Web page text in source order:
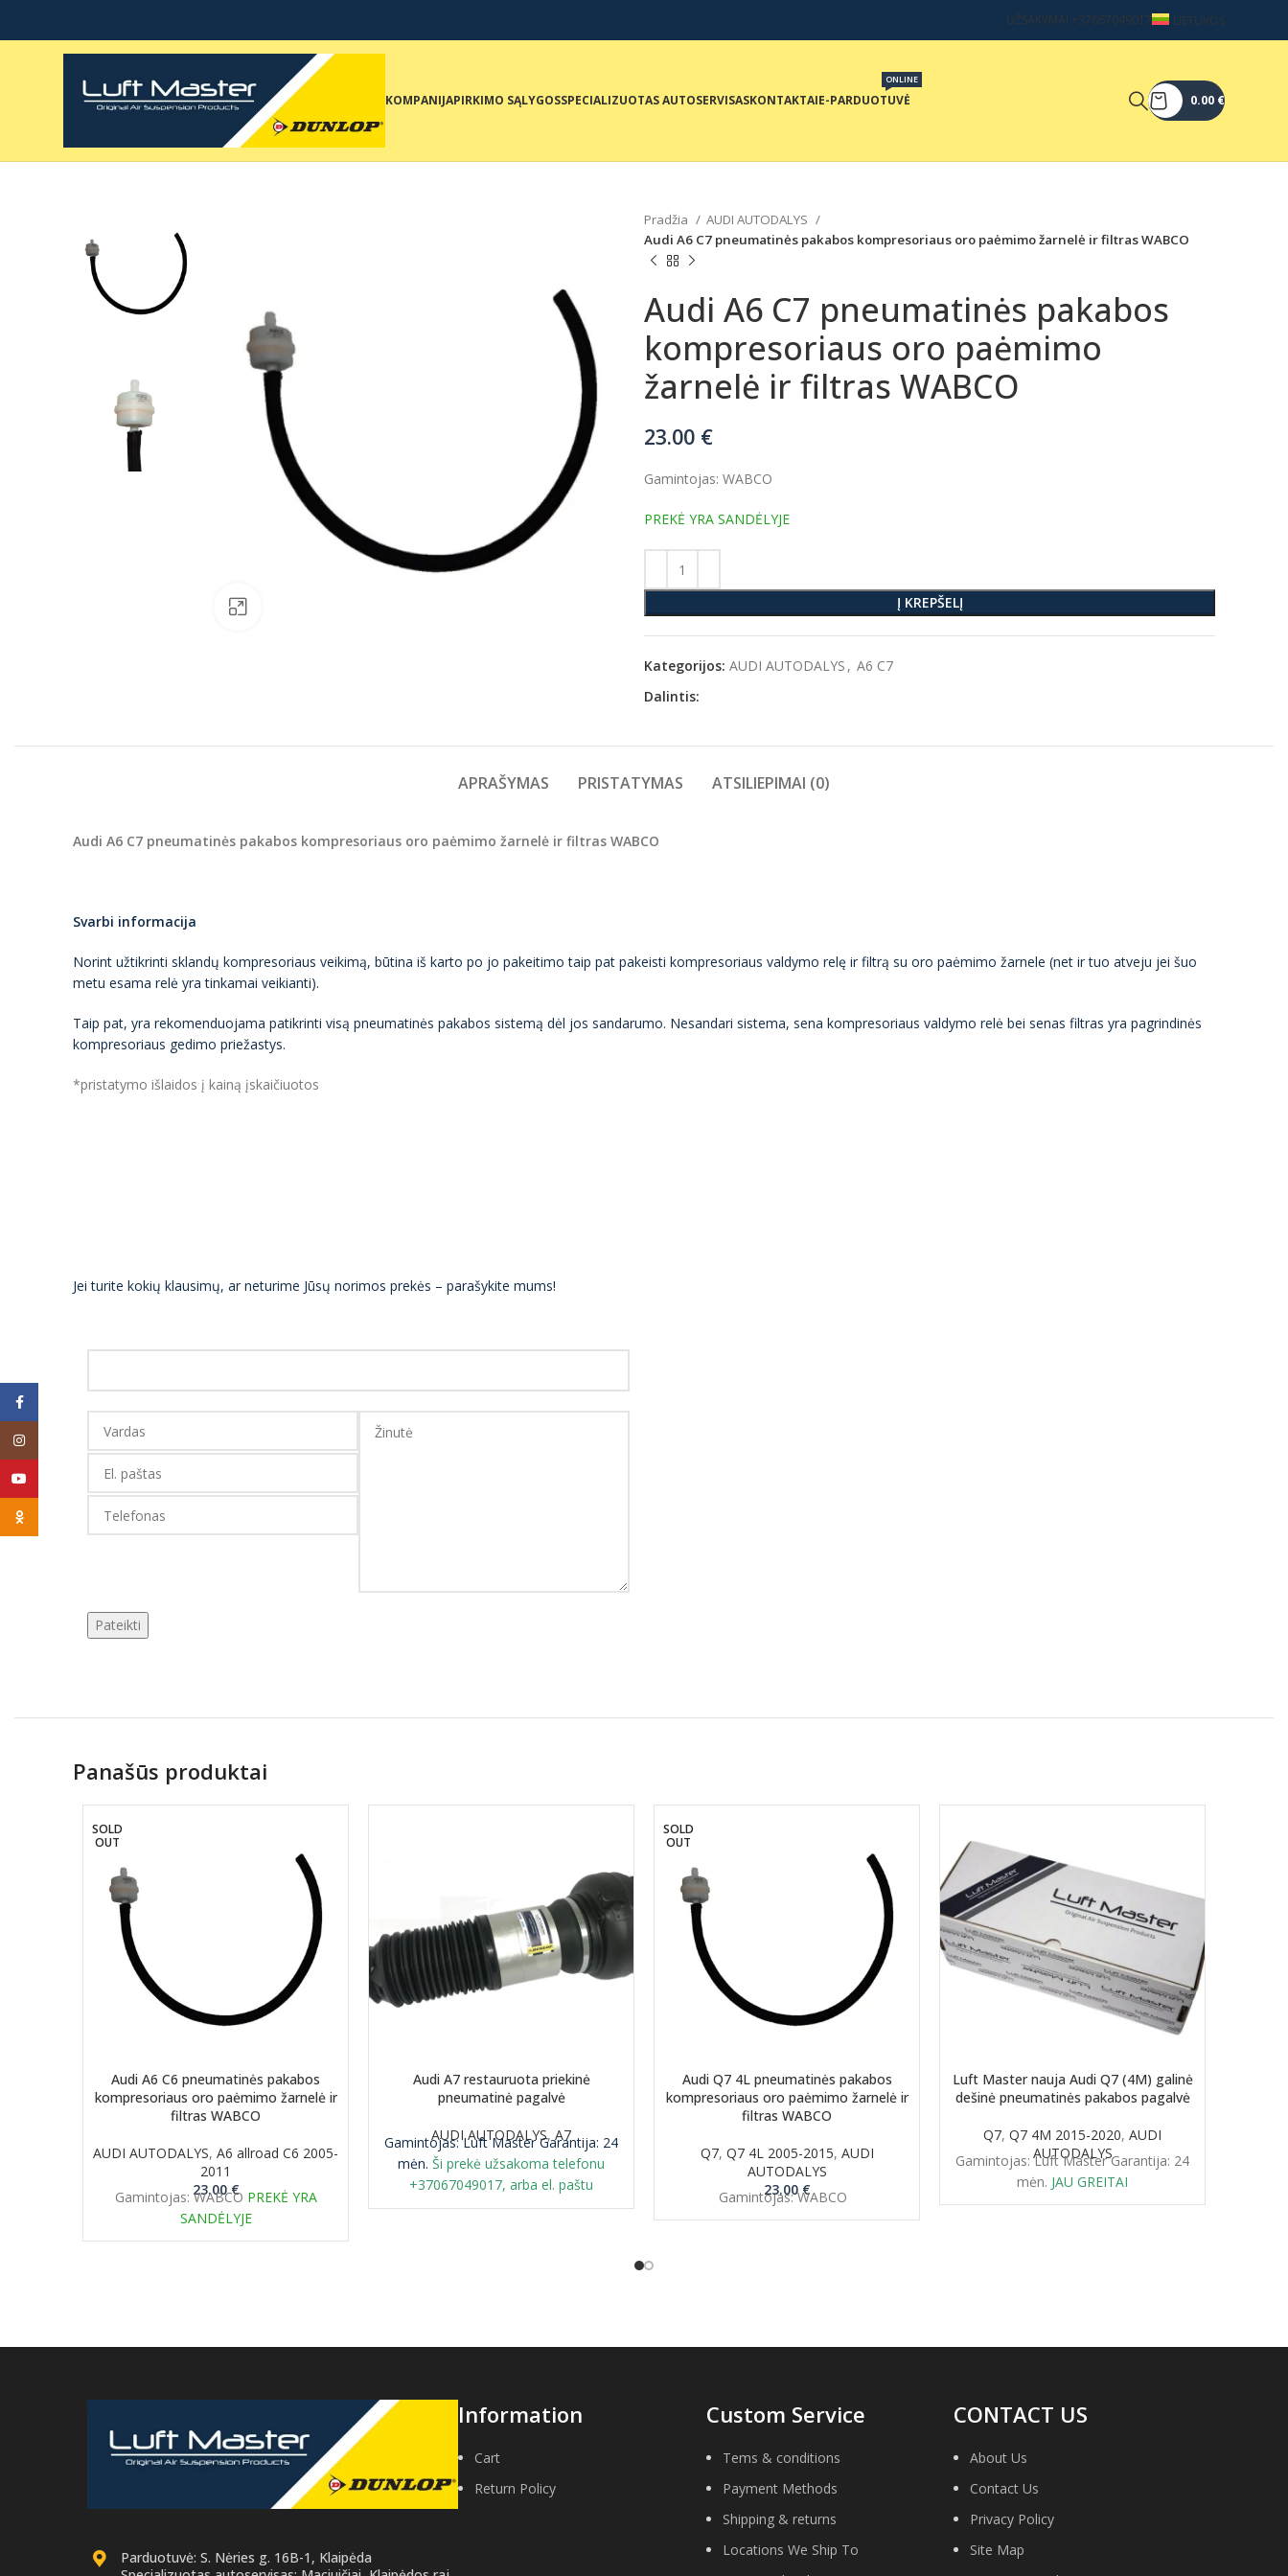
UŽSAKYMAI +37067049017 LIETUVOS
KOMPANIJAPIRKIMO SĄLYGOSSPECIALIZUOTAS AUTOSERVISASKONTAKTAIE-PARDUOTUVĖ
ONLINE
0.00 €
Pradžia
AUDI AUTODALYS
Audi A6 C7 pneumatinės pakabos kompresoriaus oro paėmimo žarnelė ir filtras WABCO
Audi A6 C7 pneumatinės pakabos
kompresoriaus oro paėmimo
žarnelė ir filtras WABCO
23.00 €
Gamintojas: WABCO
PREKĖ YRA SANDĖLYJE
Į KREPŠELĮ
Kategorijos: AUDI AUTODALYS , A6 C7
Dalintis:
APRAŠYMAS PRISTATYMAS ATSILIEPIMAI (0)
Audi A6 C7 pneumatinės pakabos kompresoriaus oro paėmimo žarnelė ir filtras WABCO
Svarbi informacija
Norint užtikrinti sklandų kompresoriaus veikimą, būtina iš karto po jo pakeitimo taip pat pakeisti kompresoriaus valdymo relę ir filtrą su oro paėmimo žarnele (net ir tuo atveju jei šuo
metu esama relė yra tinkamai veikianti).
Taip pat, yra rekomenduojama patikrinti visą pneumatinės pakabos sistemą dėl jos sandarumo. Nesandari sistema, sena kompresoriaus valdymo relė bei senas filtras yra pagrindinės
kompresoriaus gedimo priežastys.
*pristatymo išlaidos į kainą įskaičiuotos
Jei turite kokių klausimų, ar neturime Jūsų norimos prekės – parašykite mums!
Panašūs produktai
SOLD
OUT
Audi A6 C6 pneumatinės pakabos
kompresoriaus oro paėmimo žarnelė ir
filtras WABCO
AUDI AUTODALYS, A6 allroad C6 2005-
2011
23.00€
Gamintojas: WABCO PREKĖ YRA
SANDĖLYJE
Audi A7 restauruota priekinė
pneumatinė pagalvė
AUDI AUTODALYS, A7
Gamintojas: Luft Master Garantija: 24
mėn. Ši prekė užsakoma telefonu
+37067049017, arba el. paštu
airmaticlt@gmail.com PASTABA: Būtina
SOLD
OUT
Audi Q7 4L pneumatinės pakabos
kompresoriaus oro paėmimo žarnelė ir
filtras WABCO
Q7, Q7 4L 2005-2015, AUDI
AUTODALYS
23.00€
Gamintojas: WABCO
Luft Master nauja Audi Q7 (4M) galinė
dešinė pneumatinės pakabos pagalvė
Q7, Q7 4M 2015-2020, AUDI
AUTODALYS
Gamintojas: Luft Master Garantija: 24
mėn. JAU GREITAI
Parduotuvė: S. Nėries g. 16B-1, Klaipėda
Information
Cart
Return Policy
Custom Service
Tems & conditions
Payment Methods
Shipping & returns
Locations We Ship To
CONTACT US
About Us
Contact Us
Privacy Policy
Site Map
Instagram
Odnoklassniki